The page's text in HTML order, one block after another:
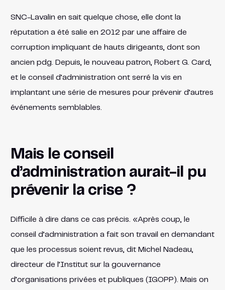
SNC-Lavalin en sait quelque chose, elle dont la
réputation a été salie en 2012 par une affaire de
corruption impliquant de hauts dirigeants, dont son
ancien pdg. Depuis, le nouveau patron, Robert G. Card,
et le conseil d’administration ont serré la vis en
implantant une série de mesures pour prévenir d’autres
événements semblables.
Mais le conseil
d’administration aurait-il pu
prévenir la crise ?
Difficile à dire dans ce cas précis. «Après coup, le
conseil d’administration a fait son travail en demandant
que les processus soient revus, dit Michel Nadeau,
directeur de l’Institut sur la gouvernance
d’organisations privées et publiques (IGOPP). Mais on